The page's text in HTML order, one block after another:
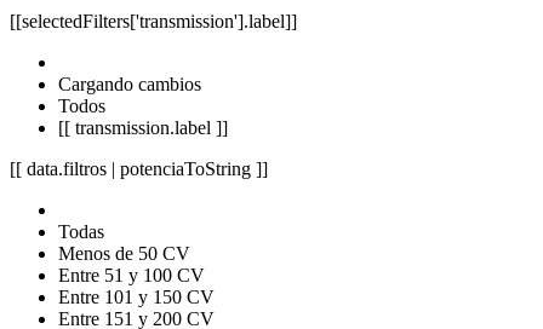
[[selectedFilters['transmission'].label]]
Cargando cambios
Todos
[[ transmission.label ]]
[[ data.filtros | potenciaToString ]]
Todas
Menos de 50 CV
Entre 51 y 100 CV
Entre 101 y 150 CV
Entre 151 y 200 CV